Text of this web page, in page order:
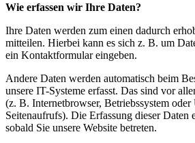
Wie erfassen wir Ihre Daten?
Ihre Daten werden zum einen dadurch
mitteilen. Hierbei kann es sich z. B. um
ein Kontaktformular eingeben.
Andere Daten werden automatisch beim
unsere IT-Systeme erfasst. Das sind vor
(z. B. Internetbrowser, Betriebssystem oder
Seitenaufrufs). Die Erfassung dieser Daten
sobald Sie unsere Website betreten.